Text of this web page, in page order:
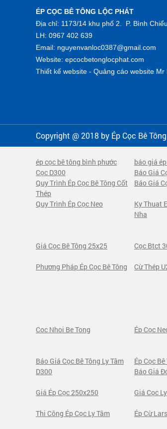
ÉP CỌC BÊ TÔNG LỘC PHÁT
Địa chỉ: 1173/14 khu phố 2. P. Bình
LH: 0967 402 639
Email: nguyenvanloc0387@gmail.com
Website: epcocbetonglocphat.com
Thiết kế website - Quảng cáo website
Copyright @ 2018 by Ép Cọc Bê
ép cọc bê tông bình phước báo giá
Cọc D300
Báo Giá
Quy Trình Ép Cọc Bê Tông Cốt
Thép
Báo Giá
Quy Trình Ép Cọc Neo
Ky Thuat
Nha
Giá Cọc Bê Tông 25x25
Cọc Btct
Phương Pháp Ép Cọc Bê Tông
Cừ Thép
Coc Nhoi Be Tong
Ép Cọc
Báo Giá Cọc Bê Tông Ly Tâm
D300
Ép Cọc
Báo Giá
Giá Ép Cọc 250x250
Giá Cọc
Thi Công Ép Cọc Ly Tâm
Ép Cừ